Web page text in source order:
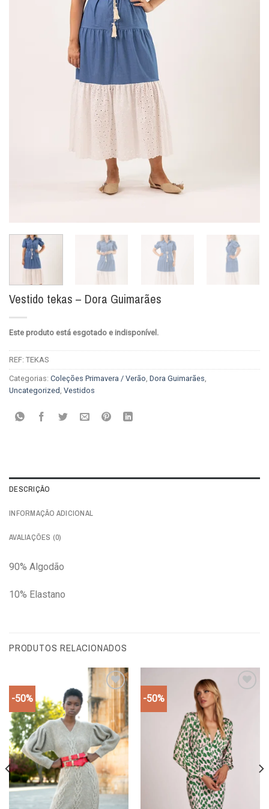
Vestido tekas – Dora Guimarães
Este produto está esgotado e indisponível.
REF: TEKAS
Categorias: Coleções Primavera / Verão, Dora Guimarães,
Uncategorized, Vestidos
DESCRIÇÃO
INFORMAÇÃO ADICIONAL
AVALIAÇÕES (0)
90% Algodão
10% Elastano
PRODUTOS RELACIONADOS
-50%
Add to
wishlist
-50%